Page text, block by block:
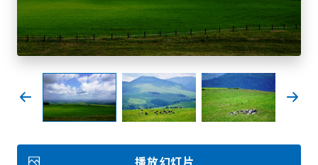
邂逅美景
基础知识
收藏
Face
book
Insta
gram
YouT
ube
Insta
gram
Face
book
图库影集 播放幻灯片